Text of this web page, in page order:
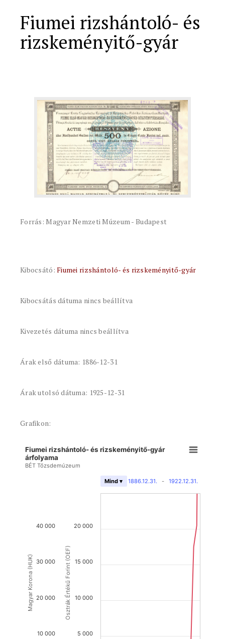
Fiumei rizshántoló- és
rizskeményitő-gyár
Forrás: Magyar Nemzeti Múzeum - Budapest
Kibocsátó:Fiumei rizshántoló- és rizskeményitő-gyár
Kibocsátás dátuma nincs beállítva
Kivezetés dátuma nincs beállítva
Árak első dátuma: 1886-12-31
Árak utolsó dátuma: 1925-12-31
Grafikon:
Osztrák Értékű Forint (OEF)
Magyar Korona (HUK)
Fiumei rizshántoló- és rizskeményitő-gyár
árfolyama
BÉT Tőzsdemúzeum
1886.12.31. - 1922.12.31.
Mind ▾
20 000
5 000
10 000
15 000
40 000
10 000
20 000
30 000